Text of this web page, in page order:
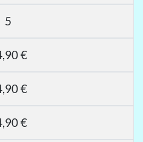
5
€
€
€